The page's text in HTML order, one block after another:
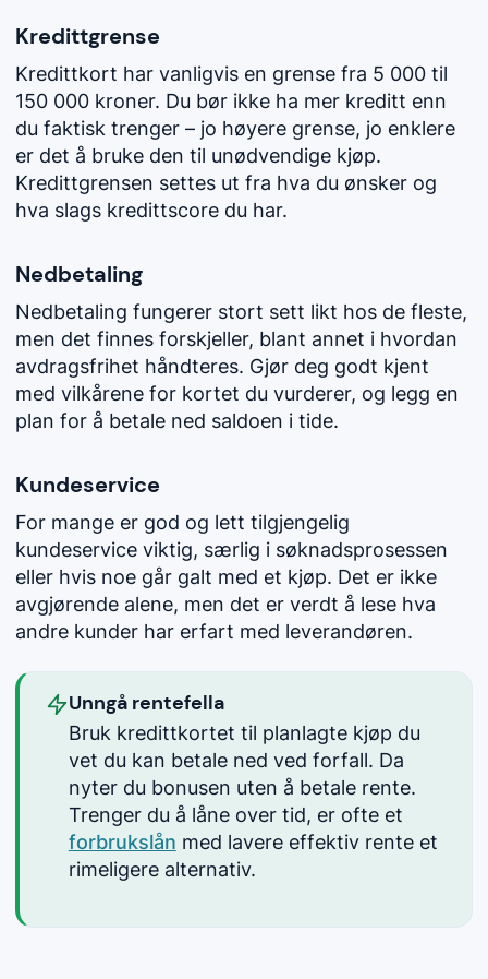
Kredittgrense
Kredittkort har vanligvis en grense fra 5 000 til
150 000 kroner. Du bør ikke ha mer kreditt enn
du faktisk trenger – jo høyere grense, jo enklere
er det å bruke den til unødvendige kjøp.
Kredittgrensen settes ut fra hva du ønsker og
hva slags kredittscore du har.
Nedbetaling
Nedbetaling fungerer stort sett likt hos de fleste,
men det finnes forskjeller, blant annet i hvordan
avdragsfrihet håndteres. Gjør deg godt kjent
med vilkårene for kortet du vurderer, og legg en
plan for å betale ned saldoen i tide.
Kundeservice
For mange er god og lett tilgjengelig
kundeservice viktig, særlig i søknadsprosessen
eller hvis noe går galt med et kjøp. Det er ikke
avgjørende alene, men det er verdt å lese hva
andre kunder har erfart med leverandøren.
Unngå rentefella
Bruk kredittkortet til planlagte kjøp du
vet du kan betale ned ved forfall. Da
nyter du bonusen uten å betale rente.
Trenger du å låne over tid, er ofte et
forbrukslån med lavere effektiv rente et
rimeligere alternativ.